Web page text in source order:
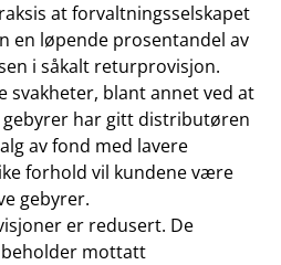
at forvaltningsselskapet
en løpende prosentandel av
i såkalt returprovisjon.
svakheter, blant annet ved at
gebyrer har gitt distributøren
av fond med lavere
forhold vil kundene være
gebyrer.
er redusert. De
mottatt